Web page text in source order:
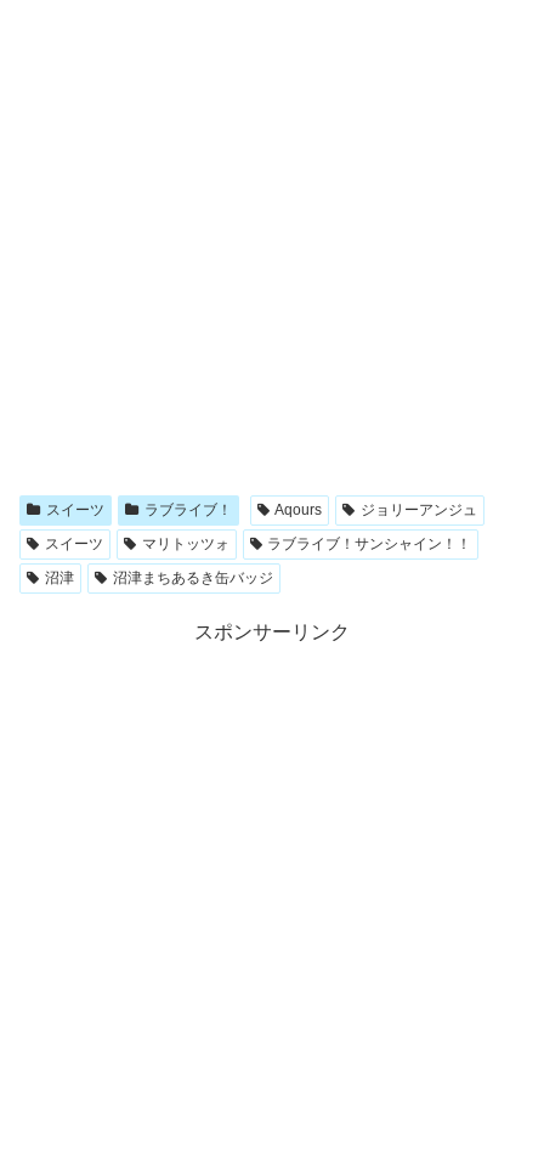
スイーツ ラブライブ！ Aqours
ジョリーアンジュ
スイーツ
マリトッツォ
ラブライブ！サンシャイン！！
沼津
沼津まちあるき缶バッジ
スポンサーリンク